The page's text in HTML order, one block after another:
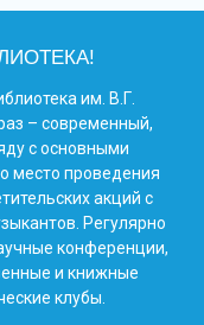
им. В.Г.
– современный,
с основными
место проведения
акций с
Регулярно
конференции,
и книжные
клубы.